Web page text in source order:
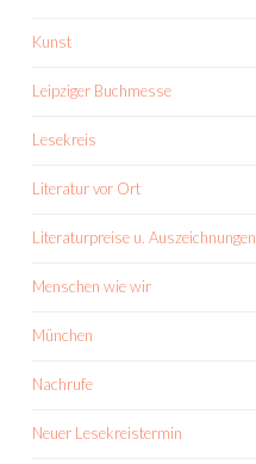
Kunst
Leipziger Buchmesse
Lesekreis
Literatur vor Ort
Literaturpreise u. Auszeichnungen
Menschen wie wir
München
Nachrufe
Neuer Lesekreistermin